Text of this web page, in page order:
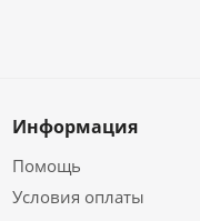
Информация
Помощь
Условия оплаты